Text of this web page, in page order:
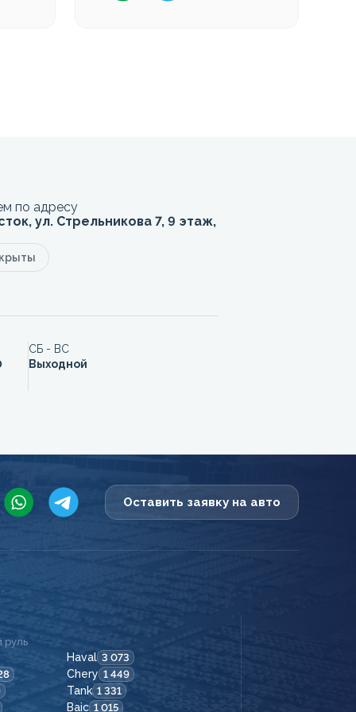
по адресу
ул. Стрельникова 7, 9 этаж,
СБ - ВС
Выходной
Оставить заявку на авто
руль
Haval 3 073
Chery 1 449
Tank 1 331
Baic 1 015